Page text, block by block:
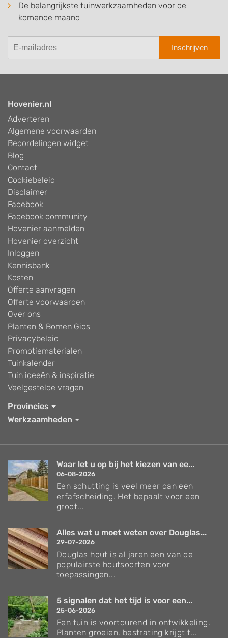
De belangrijkste tuinwerkzaamheden voor de
komende maand
Inschrijven
Hovenier.nl
Adverteren
Algemene voorwaarden
Beoordelingen widget
Blog
Contact
Cookiebeleid
Disclaimer
Facebook
Facebook community
Hovenier aanmelden
Hovenier overzicht
Inloggen
Kennisbank
Kosten
Offerte aanvragen
Offerte voorwaarden
Over ons
Planten & Bomen Gids
Privacybeleid
Promotiematerialen
Tuinkalender
Tuin ideeën & inspiratie
Veelgestelde vragen
Provincies
Werkzaamheden
Waar let u op bij het kiezen van ee...
06-08-2026
Een schutting is veel meer dan een
erfafscheiding. Het bepaalt voor een
groot...
Alles wat u moet weten over Douglas...
29-07-2026
Douglas hout is al jaren een van de
populairste houtsoorten voor
toepassingen...
5 signalen dat het tijd is voor een...
25-06-2026
Een tuin is voortdurend in ontwikkeling.
Planten groeien, bestrating krijgt t...